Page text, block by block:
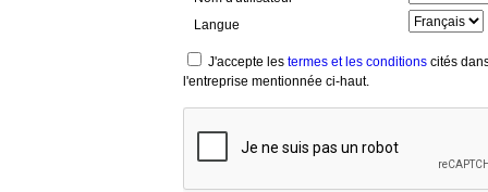
Langue
J'accepte les termes et les conditions cités
l'entreprise mentionnée ci-haut.